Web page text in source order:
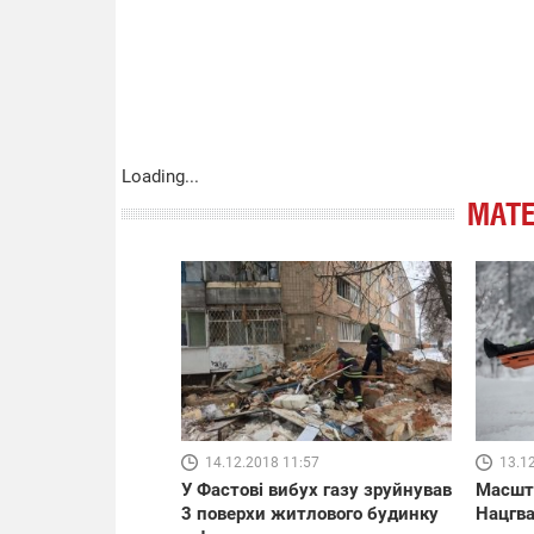
Loading...
14.12.2018 11:57
У Фастові вибух газу зруйнував
3 поверхи житлового будинку